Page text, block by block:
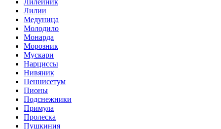
Лилейник
Лилии
Медуница
Молодило
Монарда
Морозник
Мускари
Нарциссы
Нивяник
Пеннисетум
Пионы
Подснежники
Примула
Пролеска
Пушкиния